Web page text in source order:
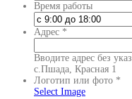
Время работы
Адрес *
Вводите адрес без
с.Пшада, Красная 1
Логотип или фото *
Select Image